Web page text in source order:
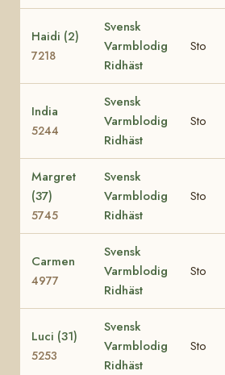
Haidi (2)
7218
Svensk
Varmblodig
Ridhäst
Sto
India
5244
Svensk
Varmblodig
Ridhäst
Sto
Margret
(37)
5745
Svensk
Varmblodig
Ridhäst
Sto
Carmen
4977
Svensk
Varmblodig
Ridhäst
Sto
Luci (31)
5253
Svensk
Varmblodig
Ridhäst
Sto